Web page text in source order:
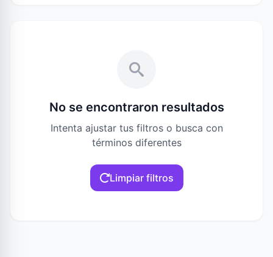
No se encontraron resultados
Intenta ajustar tus filtros o busca con
términos diferentes
Limpiar filtros